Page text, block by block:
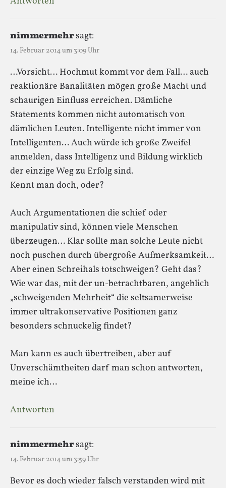
nimmermehrsagt:
14. Februar 2014 um 3:09 Uhr
…Vorsicht… Hochmut kommt vor dem Fall… auch
reaktionäre Banalitäten mögen große Macht und
schaurigen Einfluss erreichen. Dämliche
Statements kommen nicht automatisch von
dämlichen Leuten. Intelligente nicht immer von
Intelligenten… Auch würde ich große Zweifel
anmelden, dass Intelligenz und Bildung wirklich
der einzige Weg zu Erfolg sind.
Kennt man doch, oder?
Auch Argumentationen die schief oder
manipulativ sind, können viele Menschen
überzeugen… Klar sollte man solche Leute nicht
noch puschen durch übergroße Aufmerksamkeit…
Aber einen Schreihals totschweigen? Geht das?
Wie war das, mit der un-betrachtbaren, angeblich
„schweigenden Mehrheit“ die seltsamerweise
immer ultrakonservative Positionen ganz
besonders schnuckelig findet?
Man kann es auch übertreiben, aber auf
Unverschämtheiten darf man schon antworten,
meine ich…
Antworten
nimmermehrsagt:
14. Februar 2014 um 3:59 Uhr
Bevor es doch wieder falsch verstanden wird mit